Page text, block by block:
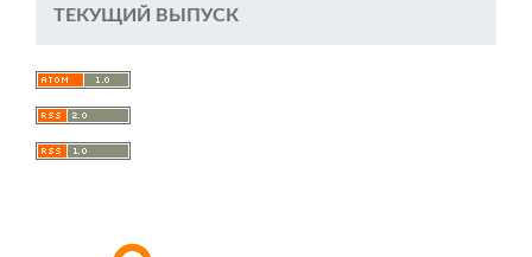
ТЕКУЩИЙ ВЫПУСК